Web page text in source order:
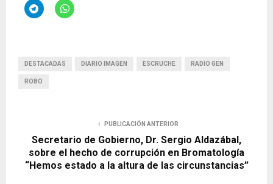
DESTACADAS DIARIO IMAGEN ESCRUCHE RADIO GEN
ROBO
PUBLICACIÓN ANTERIOR
Secretario de Gobierno, Dr. Sergio Aldazábal,
sobre el hecho de corrupción en Bromatología
“Hemos estado a la altura de las circunstancias”